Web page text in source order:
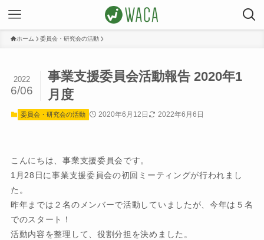
ホーム 委員会・研究会の活動
事業支援委員会活動報告 2020年1
月度
2022
6/06
委員会・研究会の活動 2020年6月12日 2022年6月6日
こんにちは、事業支援委員会です。
1月28日に事業支援委員会の初回ミーティングが行われまし
た。
昨年までは２名のメンバーで活動していましたが、今年は５名
でのスタート！
活動内容を整理して、役割分担を決めました。